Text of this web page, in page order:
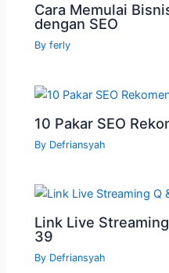
Cara Memulai
dengan SEO
Byferly
10 Pakar SEO
By Defriansyah
Link Live
39
By Defriansyah